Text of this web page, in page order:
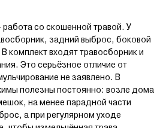
со скошенной травой. У
задний выброс, боковой
комплект входят травосборник и
Это серьёзное отличие от
не заявлено. В
полезны постоянно: возле дома
на менее парадной части
а при регулярном уходе